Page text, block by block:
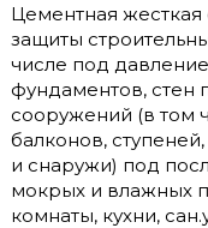
Цементная
защиты
числе под
фундаментов, стен
сооружений (в том
балконов,
и снаружи) под
мокрых и влажных
комнаты, кухни,